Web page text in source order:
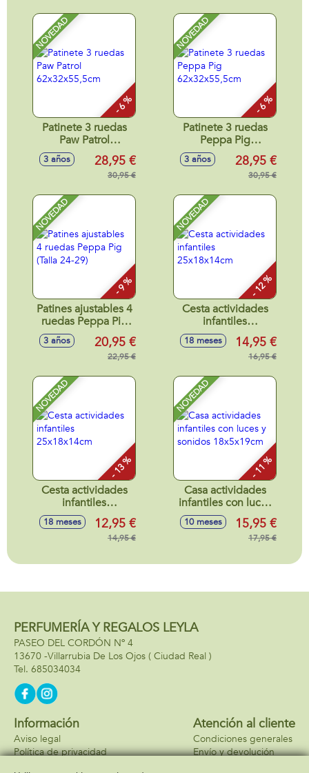
NOVEDAD
- 6 %
Patinete 3 ruedas
Paw Patrol
62x32x55,5cm
3 años 28,95 €
30,95 €
NOVEDAD
- 6 %
Patinete 3 ruedas
Peppa Pig
62x32x55,5cm
3 años 28,95 €
30,95 €
NOVEDAD
- 9 %
Patines ajustables 4
ruedas Peppa Pig
(Talla 24-29)
3 años 20,95 €
22,95 €
NOVEDAD
- 12 %
Cesta actividades
infantiles
25x18x14cm
18 meses 14,95 €
16,95 €
NOVEDAD
- 13 %
Cesta actividades
infantiles
25x18x14cm
18 meses 12,95 €
14,95 €
NOVEDAD
- 11 %
Casa actividades
infantiles con luces
y sonidos
18x5x19cm
10 meses 15,95 €
17,95 €
PERFUMERÍA Y REGALOS LEYLA
PASEO DEL CORDÓN Nº 4
13670 -Villarrubia De Los Ojos ( Ciudad Real )
685034034
Información
Aviso legal
Política de privacidad
Atención al cliente
Condiciones generales
Envío y devolución